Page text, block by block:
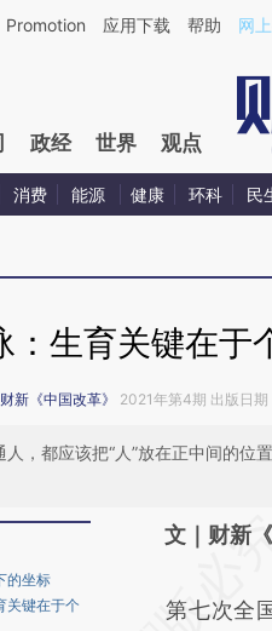
Promotion 应用下载 帮助 网
政经 世界 观点
消费 能源 健康 环科 民
：生育关键在于
财新《中国改革》 2021年第4期 出版日
，都应该把“人”放在正中间的位
的坐标
关键在于个
文｜财新《
第七次全国